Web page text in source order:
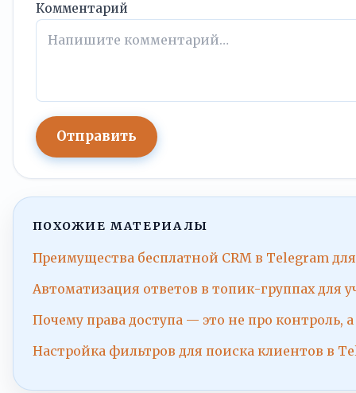
Комментарий
Отправить
ПОХОЖИЕ МАТЕРИАЛЫ
Преимущества бесплатной CRM в Telegram
Автоматизация ответов в топик-группах для
Почему права доступа — это не про контроль,
Настройка фильтров для поиска клиентов в